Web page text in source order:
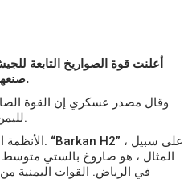
أعلنت قوة الصواريخ التابعة
وادعت أن تجربة جديدة ، على صاروخ باليستي قصير المدى ، تم بنجاح.
وقال مصدر عسكري إن القوة
لليمن ، وأن الصاروخ الباليستي الجديد لديه مواصفات سيتم الكشف عنها في الأيام القادمة.
الأنظمة الصاروخية المتقدمة كانت رادعاً هاماً لليمن في الحرب الدفاعية ضد التحالف السعودي. “Barkan H2” ، على سبيل
المثال ، هو صاروخ بالستي متوسط ​​المدى يبلغ
في الرياض.